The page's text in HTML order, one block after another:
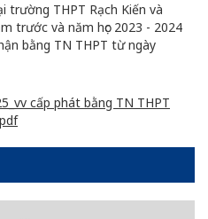
trường THPT Rạch Kiến và
trước và năm học 2023 - 2024
bằng TN THPT từ ngày
cấp phát bằng TN THPT